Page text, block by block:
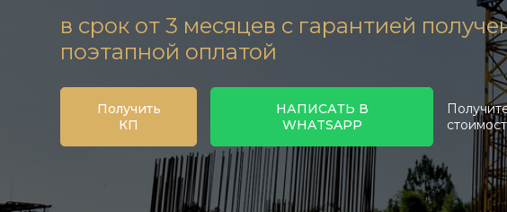
в срок от 3 месяцев с гарантией
поэтапной оплатой
Получить
КП
НАПИСАТЬ В
WHATSAPP